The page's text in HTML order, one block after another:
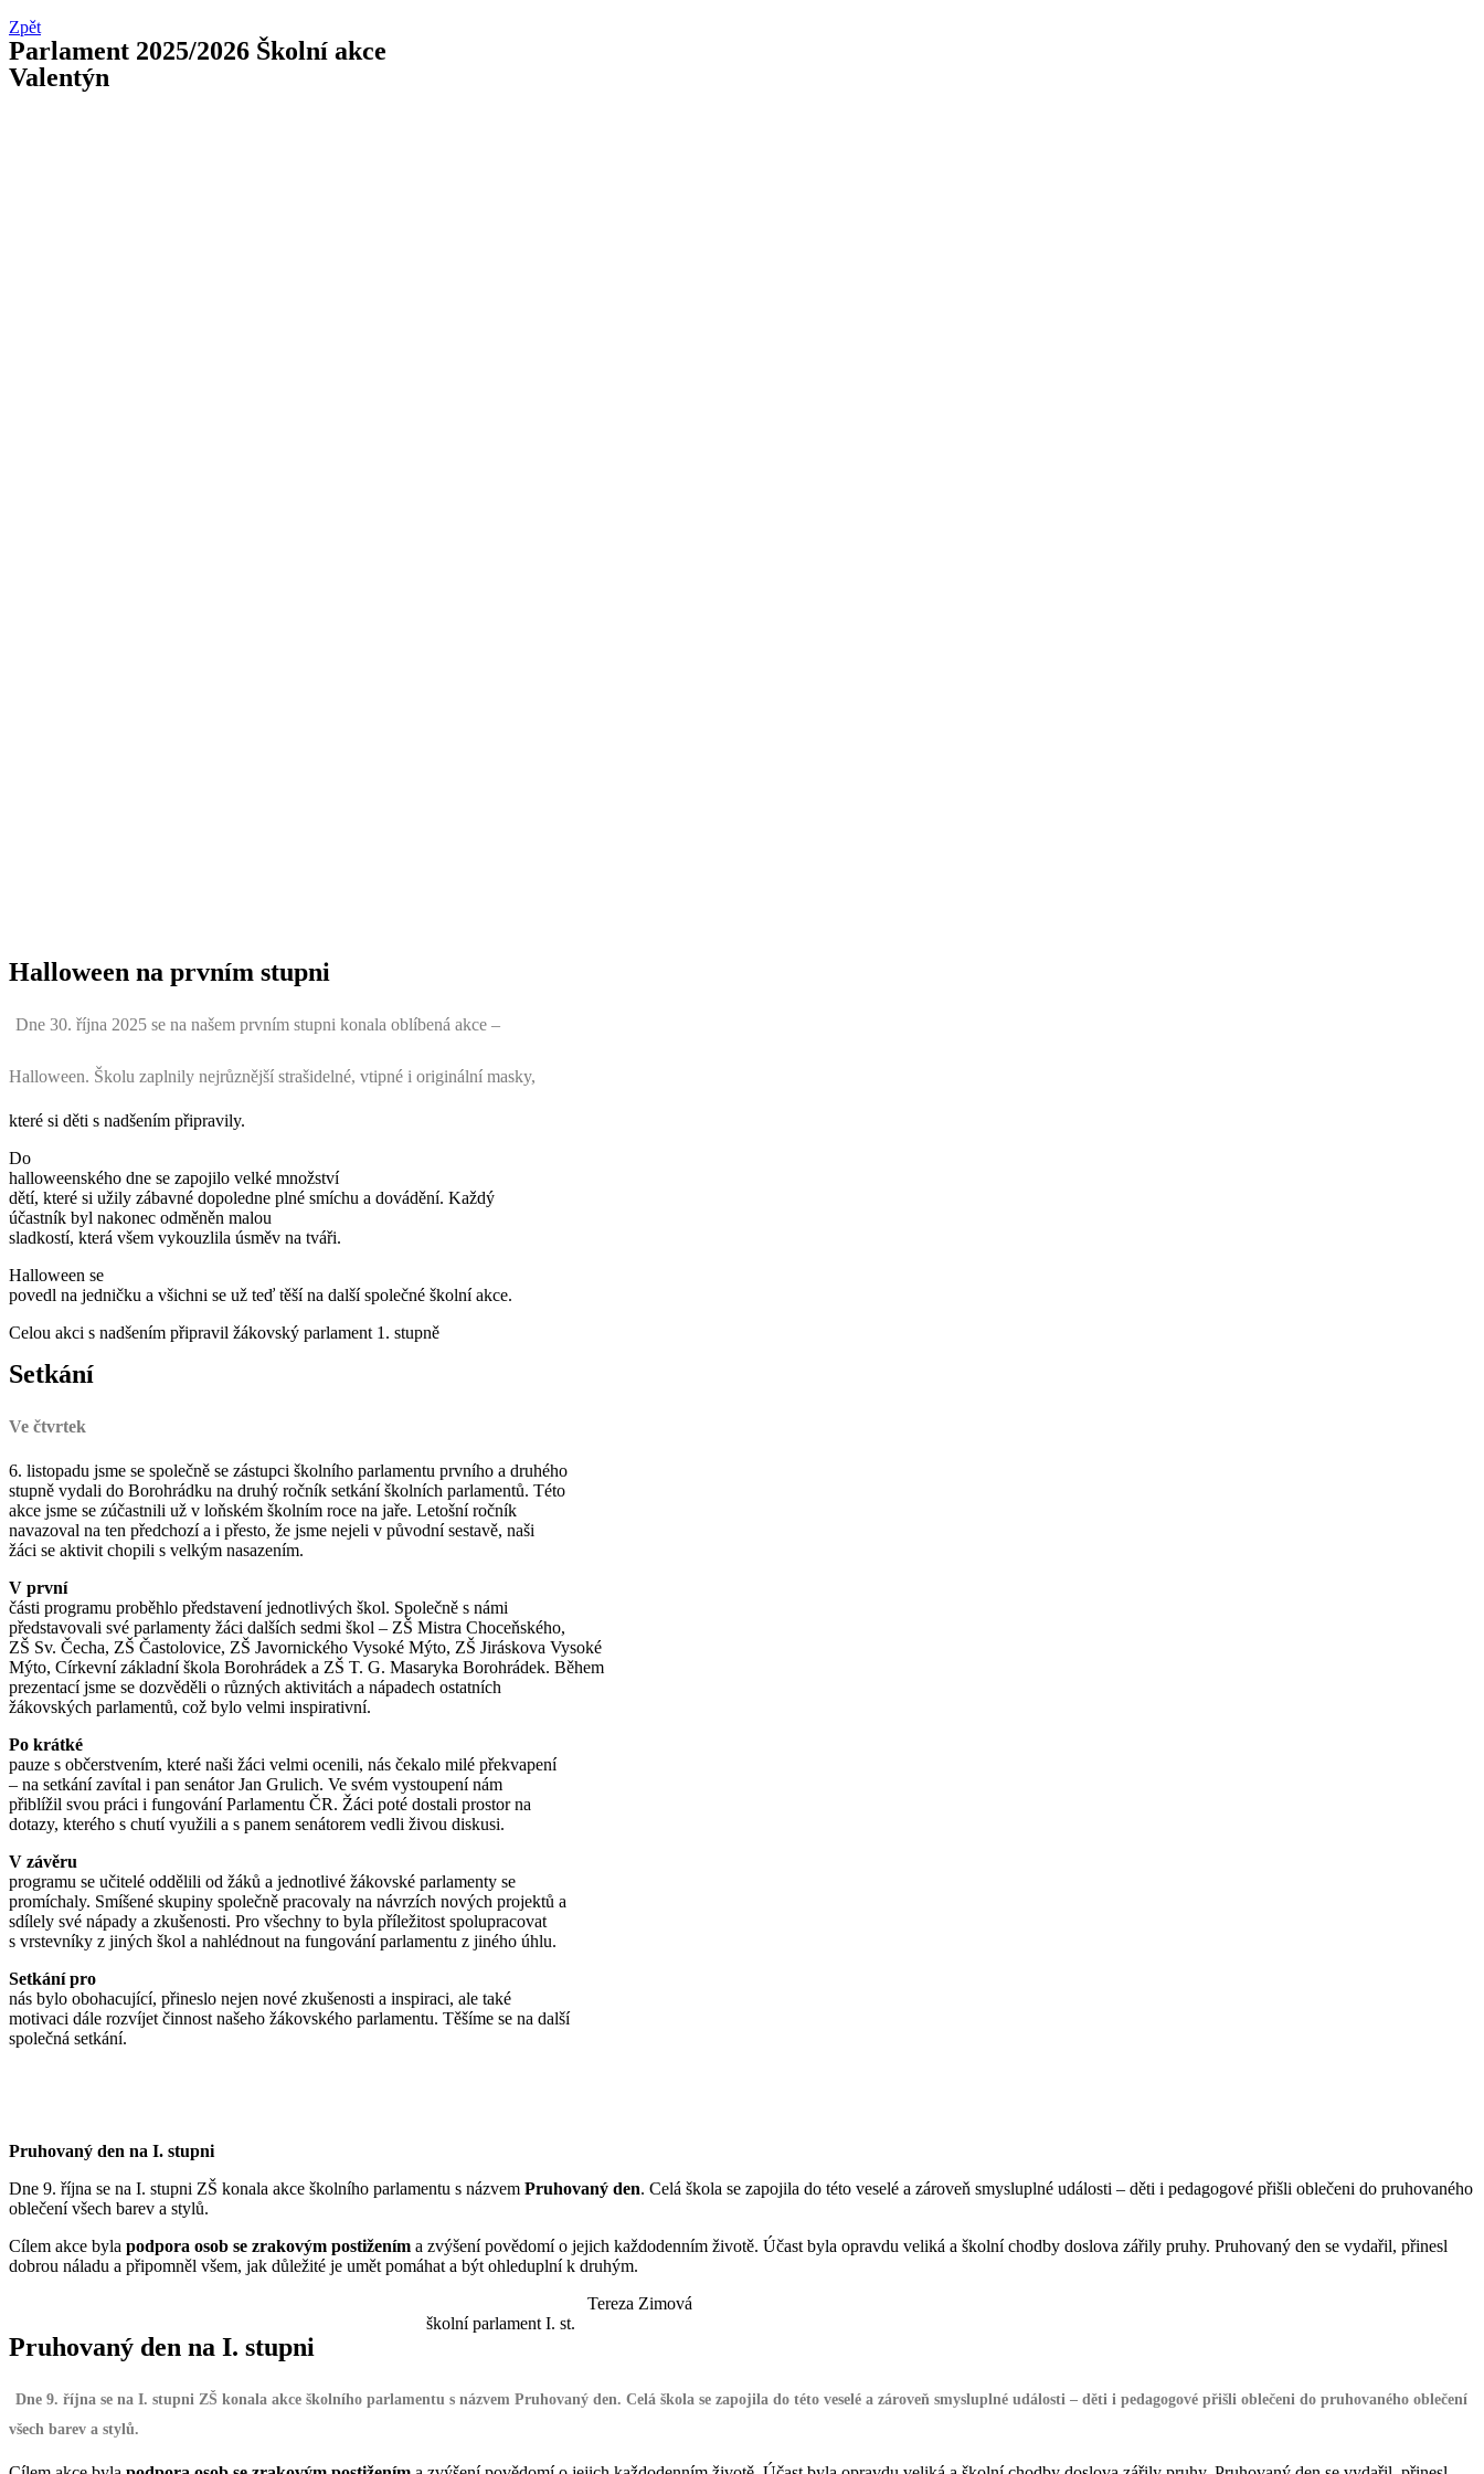
Přejít
k
obsahu
Zpět
Parlament 2025/2026 Školní akce
Valentýn
Halloween na prvním stupni
Dne 30. října 2025 se na našem prvním stupni konala oblíbená akce –
Halloween. Školu zaplnily nejrůznější strašidelné, vtipné i originální masky,
které si děti s nadšením připravily.
Do
halloweenského dne se zapojilo velké množství
dětí, které si užily zábavné dopoledne plné smíchu a dovádění. Každý
účastník byl nakonec odměněn malou
sladkostí, která všem vykouzlila úsměv na tváři.
Halloween se
povedl na jedničku a všichni se už teď těší na další společné školní akce.
Celou akci s nadšením připravil žákovský parlament 1. stupně
Setkání
Ve čtvrtek
6. listopadu jsme se společně se zástupci školního parlamentu prvního a druhého
stupně vydali do Borohrádku na druhý ročník setkání školních parlamentů. Této
akce jsme se zúčastnili už v loňském školním roce na jaře. Letošní ročník
navazoval na ten předchozí a i přesto, že jsme nejeli v původní sestavě, naši
žáci se aktivit chopili s velkým nasazením.
V první
části programu proběhlo představení jednotlivých škol. Společně s námi
představovali své parlamenty žáci dalších sedmi škol – ZŠ Mistra Choceňského,
ZŠ Sv. Čecha, ZŠ Častolovice, ZŠ Javornického Vysoké Mýto, ZŠ Jiráskova Vysoké
Mýto, Církevní základní škola Borohrádek a ZŠ T. G. Masaryka Borohrádek. Během
prezentací jsme se dozvěděli o různých aktivitách a nápadech ostatních
žákovských parlamentů, což bylo velmi inspirativní.
Po krátké
pauze s občerstvením, které naši žáci velmi ocenili, nás čekalo milé překvapení
– na setkání zavítal i pan senátor Jan Grulich. Ve svém vystoupení nám
přiblížil svou práci i fungování Parlamentu ČR. Žáci poté dostali prostor na
dotazy, kterého s chutí využili a s panem senátorem vedli živou diskusi.
V závěru
programu se učitelé oddělili od žáků a jednotlivé žákovské parlamenty se
promíchaly. Smíšené skupiny společně pracovaly na návrzích nových projektů a
sdílely své nápady a zkušenosti. Pro všechny to byla příležitost spolupracovat
s vrstevníky z jiných škol a nahlédnout na fungování parlamentu z jiného úhlu.
Setkání pro
nás bylo obohacující, přineslo nejen nové zkušenosti a inspiraci, ale také
motivaci dále rozvíjet činnost našeho žákovského parlamentu. Těšíme se na další
společná setkání.
Pruhovaný den na I. stupni
Dne 9. října se na I. stupni ZŠ konala akce školního parlamentu s názvem Pruhovaný den. Celá škola se zapojila do této veselé a zároveň smysluplné události – děti i pedagogové přišli oblečeni do pruhovaného
oblečení všech barev a stylů.
Cílem akce byla podpora osob se zrakovým postižením a zvýšení povědomí o jejich každodenním životě. Účast byla opravdu veliká a školní chodby doslova zářily pruhy. Pruhovaný den se vydařil, přinesl
dobrou náladu a připomněl všem, jak důležité je umět pomáhat a být ohleduplní k druhým.
Tereza Zimová
školní parlament I. st.
Pruhovaný den na I. stupni
Dne 9. října se na I. stupni ZŠ konala akce školního parlamentu s názvem Pruhovaný den. Celá škola se zapojila do této veselé a zároveň smysluplné události – děti i pedagogové přišli oblečeni do pruhovaného oblečení
všech barev a stylů.